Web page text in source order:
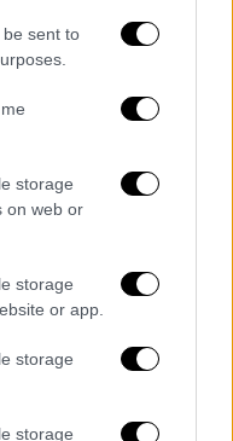
sent to
storage
on web or
storage
or app.
storage
storage
σε Τουρκία:
δεκαετιών με
η
στο
και παντρεύτηκε